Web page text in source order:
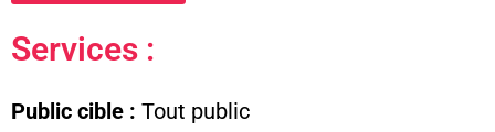
Services :
Public cible : Tout public